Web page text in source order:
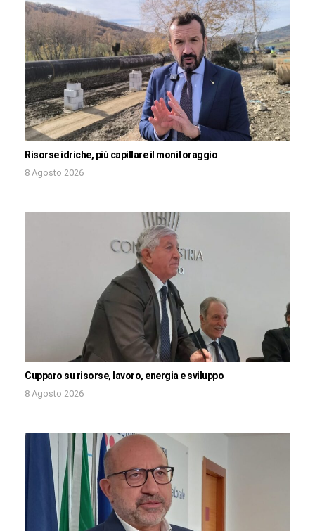
Risorse idriche, più capillare il monitoraggio
8 Agosto 2026
Cupparo su risorse, lavoro, energia e sviluppo
8 Agosto 2026